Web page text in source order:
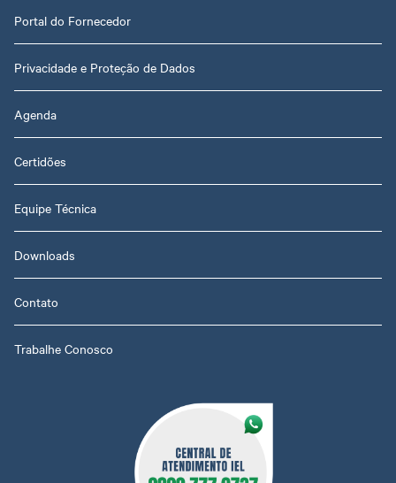
Portal do Fornecedor
Privacidade e Proteção de Dados
Agenda
Certidões
Equipe Técnica
Downloads
Contato
Trabalhe Conosco